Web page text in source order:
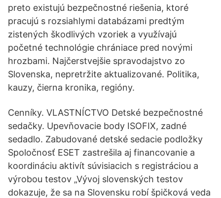
preto existujú bezpečnostné riešenia, ktoré
pracujú s rozsiahlymi databázami predtým
zistených škodlivých vzoriek a využívajú
početné technológie chrániace pred novými
hrozbami. Najčerstvejšie spravodajstvo zo
Slovenska, nepretržite aktualizované. Politika,
kauzy, čierna kronika, regióny.
Cenníky. VLASTNÍCTVO Detské bezpečnostné
sedačky. Upevňovacie body ISOFIX, zadné
sedadlo. Zabudované detské sedacie podložky
Spoločnosť ESET zastrešila aj financovanie a
koordináciu aktivít súvisiacich s registráciou a
výrobou testov „Vývoj slovenských testov
dokazuje, že sa na Slovensku robí špičková veda